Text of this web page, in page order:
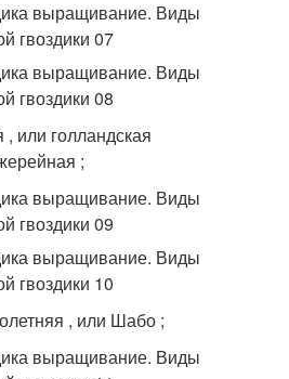
, или голландская
;
, или Шабо ;